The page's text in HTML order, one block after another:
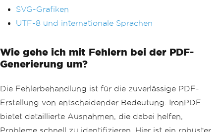
SVG-Grafiken
UTF-8 und internationale Sprachen
Wie gehe ich mit Fehlern bei der PDF-
Generierung um?
Die Fehlerbehandlung ist für die zuverlässige PDF-
Erstellung von entscheidender Bedeutung. IronPDF
bietet detaillierte Ausnahmen, die dabei helfen,
Probleme schnell zu identifizieren. Hier ist ein robuster